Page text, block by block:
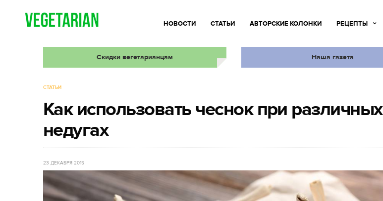
НОВОСТИ СТАТЬИ АВТОРСКИЕ КОЛОНКИ РЕЦЕПТЫ
Скидки вегетарианцам Наша газета
СТАТЬИ
Как использовать чеснок при различных
недугах
23 ДЕКАБРЯ 2015